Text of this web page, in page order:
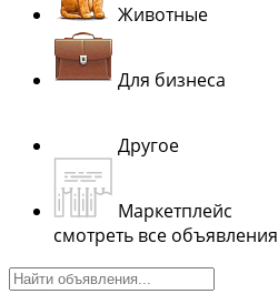
Животные
Для бизнеса
Другое
Маркетплейс
смотреть все объявления